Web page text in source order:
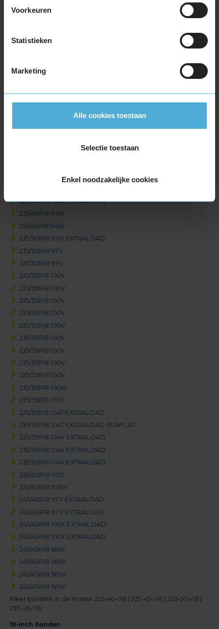
Voorkeuren
Statistieken
Marketing
Alle cookies toestaan
Selectie toestaan
Enkel noodzakelijke cookies
225/45R18 91W
225/45R18 95Y EXTRALOAD
225/45R18 95Y EXTRALOAD
225/50R18 95V
225/55R18 102V EXTRALOAD
225/55R18 102Y EXTRALOAD
225/55R18 102Y EXTRALOAD
225/60R18 104V EXTRALOAD
235/45R18 94W
235/45R18 94W
235/50R18 101V EXTRALOAD
235/50R18 97V
235/50R18 97Y
235/55R18 100V
235/55R18 100V
235/55R18 100V
235/55R18 100V
235/55R18 100V
235/55R18 100V
235/55R18 100V
235/55R18 100V
235/55R18 100V
235/55R18 100W
235/55R18 100Y
235/55R18 104T EXTRALOAD
235/55R18 104T EXTRALOAD RUNFLAT
235/55R18 104V EXTRALOAD
235/55R18 104V EXTRALOAD
235/55R18 104V EXTRALOAD
235/60R18 103T
235/60R18 103W
245/40R18 97Y EXTRALOAD
245/40R18 97Y EXTRALOAD
245/45R18 100Y EXTRALOAD
245/45R18 100Y EXTRALOAD
245/45R18 96W
245/45R18 96W
245/45R18 96W
245/45R18 96W
Meer banden in de maten 225-40-r18 225-45-r18 225-50-r18
235-45-r18
19-inch banden